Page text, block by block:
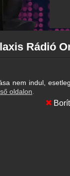
Rádió
nem indul,
oldalon